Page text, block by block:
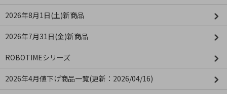
2026年8月1日(土)新商品
2026年7月31日(金)新商品
ROBOTIMEシリーズ
2026年4月値下げ商品一覧(更新：2026/04/16)